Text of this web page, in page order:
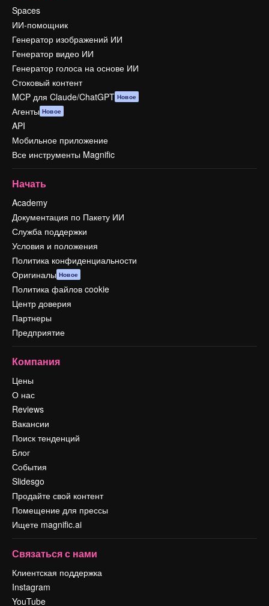
Spaces
ИИ-помощник
Генератор изображений ИИ
Генератор видео ИИ
Генератор голоса на основе ИИ
Стоковый контент
MCP для Claude/ChatGPT Новое
Агенты Новое
API
Мобильное приложение
Все инструменты Magnific
Начать
Academy
Документация по Пакету ИИ
Служба поддержки
Условия и положения
Политика конфиденциальности
Оригиналы Новое
Политика файлов cookie
Центр доверия
Партнеры
Предприятие
Компания
Цены
О нас
Reviews
Вакансии
Поиск тенденций
Блог
События
Slidesgo
Продайте свой контент
Помещение для прессы
Ищете magnific.ai
Связаться с нами
Клиентская поддержка
Instagram
YouTube